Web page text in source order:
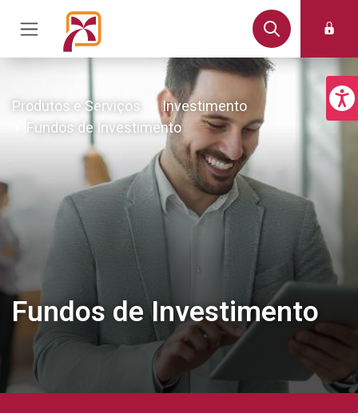
Produtos e Serviços
Investimento
Fundos de Investimento
Fundos de Investimento